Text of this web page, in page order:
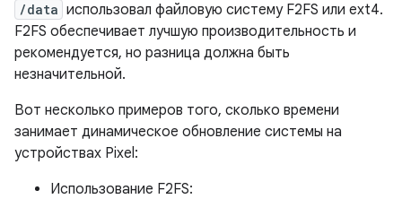
/data использовал файловую систему F2FS или ext4.
F2FS обеспечивает лучшую производительность и
рекомендуется, но разница должна быть
незначительной.
Вот несколько примеров того, сколько времени
занимает динамическое обновление системы на
устройствах Pixel:
Использование F2FS: